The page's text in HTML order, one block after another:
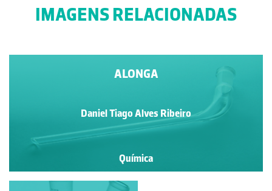
IMAGENS RELACIONADAS
ALONGA
Daniel Tiago Alves Ribeiro
Química